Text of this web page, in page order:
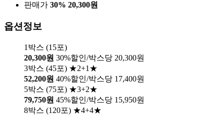
판매가 30% 20,300원
옵션정보
1박스 (15포)
20,300원 30%할인/박스당 20,300원
3박스 (45포) ★2+1★
52,200원 40%할인/박스당 17,400원
5박스 (75포) ★3+2★
79,750원 45%할인/박스당 15,950원
8박스 (120포) ★4+4★